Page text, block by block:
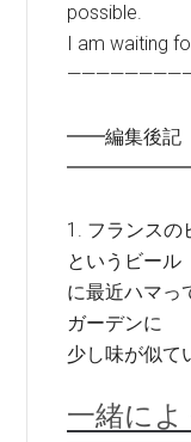
possible.
I am waiting
━━編集後記
1. フランスの
というビール
に最近ハマ
ガーデンに
少し味が似て
一緒に